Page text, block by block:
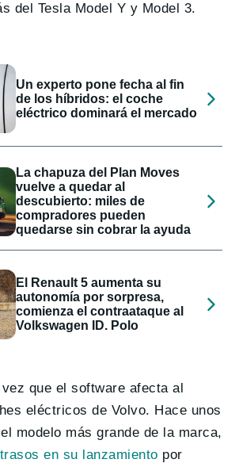
del Tesla Model Y y Model 3.
Un experto pone fecha al fin
de los híbridos: el coche
eléctrico dominará el mercado
La chapuza del Plan Moves
vuelve a quedar al
descubierto: miles de
compradores pueden
quedarse sin cobrar la ayuda
El Renault 5 aumenta su
autonomía por sorpresa,
comienza el contraataque al
Volkswagen ID. Polo
que el software afecta al
eléctricos de Volvo. Hace unos
modelo más grande de la marca,
en su lanzamiento por